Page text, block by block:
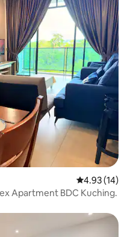
Calificación
4.93 (14)
Apartment BDC Kuching.